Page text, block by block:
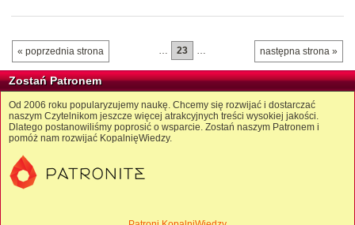
« poprzednia strona następna strona »
… 23 …
Zostań Patronem
Od 2006 roku popularyzujemy naukę. Chcemy się rozwijać i dostarczać
naszym Czytelnikom jeszcze więcej atrakcyjnych treści wysokiej jakości.
Dlatego postanowiliśmy poprosić o wsparcie. Zostań naszym Patronem i
pomóż nam rozwijać KopalnięWiedzy.